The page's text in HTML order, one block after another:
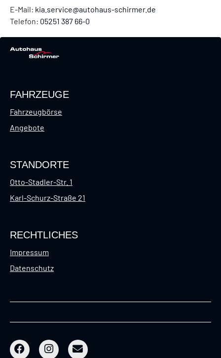
E-Mail: kia.service@autohaus-schirmer.de
Telefon: 05251 387 66-0
FAHRZEUGE
Fahrzeugbörse
Angebote
STANDORTE
Otto-Stadler-Str. 1
Karl-Schurz-Straße 21
RECHTLICHES
Impressum
Datenschutz